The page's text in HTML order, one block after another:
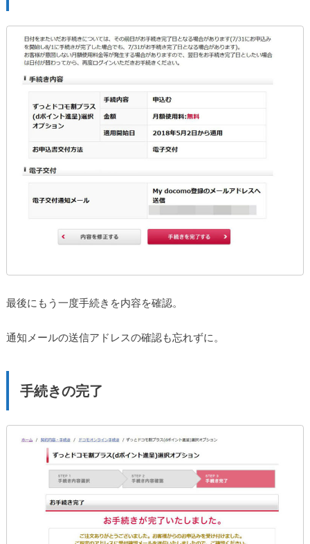
最後にもう一度手続きを内容を確認。
通知メールの送信アドレスの確認も忘れずに。
手続きの完了